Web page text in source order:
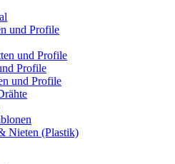
und Profile
und Profile
Profile
und Profile
Nieten (Plastik)